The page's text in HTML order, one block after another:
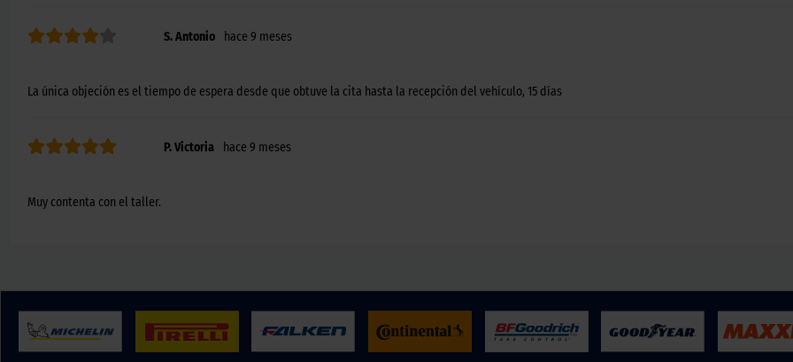
S. Antonio hace 9 meses
La única objeción es el tiempo de espera desde que obtuve la cita hasta la recepción del vehículo, 15 días
P. Victoria hace 9 meses
Muy contenta con el taller.